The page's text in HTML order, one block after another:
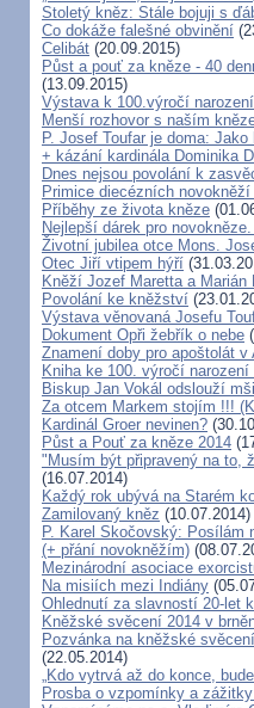
Stoletý kněz: Stále bojuji s
Co dokáže falešné obvinění
Celibát (20.09.2015)
Půst a pouť za kněze - 40
(13.09.2015)
Výstava k 100.výročí
Menší rozhovor s naším
P. Josef Toufar je doma:
+ kázání kardinála Dominika
Dnes nejsou povolání k
Primice diecézních
Příběhy ze života kněze
Nejlepší dárek pro
Životní jubilea otce Mons.
Otec Jiří vtipem hýří
Kněží Jozef Maretta a Marián
Povolání ke kněžství
Výstava věnovaná Josefu
Dokument Opři žebřík o nebe
Znamení doby pro apoštolát v
Kniha ke 100. výročí narození
Biskup Jan Vokál odslouží
Za otcem Markem stojím !!!
Kardinál Groer nevinen?
Půst a Pouť za kněze 2014
"Musím být připravený na to,
(16.07.2014)
Každý rok ubývá na Starém
Zamilovaný kněz (10.07.2014)
P. Karel Skočovský: Posílám
(+ přání novokněžím)
Mezinárodní asociace
Na misiích mezi Indiány
Ohlednutí za slavností 20-let
Kněžské svěcení 2014 v
Pozvánka na kněžské
(22.05.2014)
„Kdo vytrvá až do konce,
Prosba o vzpomínky a